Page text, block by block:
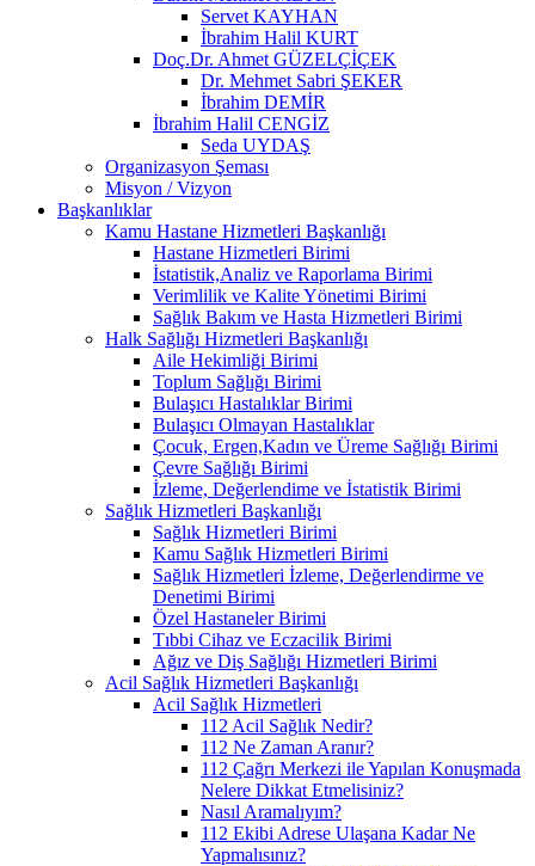
Servet KAYHAN
İbrahim Halil KURT
Doç.Dr. Ahmet GÜZELÇİÇEK
Dr. Mehmet Sabri ŞEKER
İbrahim DEMİR
İbrahim Halil CENGİZ
Seda UYDAŞ
Organizasyon Şeması
Misyon / Vizyon
Başkanlıklar
Kamu Hastane Hizmetleri Başkanlığı
Hastane Hizmetleri Birimi
İstatistik,Analiz ve Raporlama Birimi
Verimlilik ve Kalite Yönetimi Birimi
Sağlık Bakım ve Hasta Hizmetleri Birimi
Halk Sağlığı Hizmetleri Başkanlığı
Aile Hekimliği Birimi
Toplum Sağlığı Birimi
Bulaşıcı Hastalıklar Birimi
Bulaşıcı Olmayan Hastalıklar
Çocuk, Ergen,Kadın ve Üreme Sağlığı Birimi
Çevre Sağlığı Birimi
İzleme, Değerlendime ve İstatistik Birimi
Sağlık Hizmetleri Başkanlığı
Sağlık Hizmetleri Birimi
Kamu Sağlık Hizmetleri Birimi
Sağlık Hizmetleri İzleme, Değerlendirme ve
Denetimi Birimi
Özel Hastaneler Birimi
Tıbbi Cihaz ve Eczacilik Birimi
Ağız ve Diş Sağlığı Hizmetleri Birimi
Acil Sağlık Hizmetleri Başkanlığı
Acil Sağlık Hizmetleri
112 Acil Sağlık Nedir?
112 Ne Zaman Aranır?
112 Çağrı Merkezi ile Yapılan Konuşmada
Nelere Dikkat Etmelisiniz?
Nasıl Aramalıyım?
112 Ekibi Adrese Ulaşana Kadar Ne
Yapmalısınız?